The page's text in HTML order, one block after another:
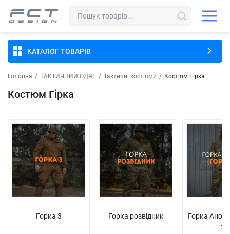
КАТАЛОГ ТОВАРІВ
Головна / ТАКТИЧНИЙ ОДЯГ / Тактичні костюми / Костюм Гірка
Костюм Гірка
Горка 3 Горка розвідник
Горка
4)